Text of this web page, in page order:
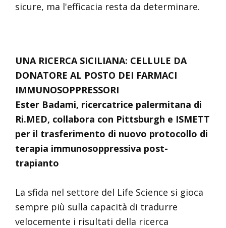
sicure, ma l'efficacia resta da determinare.
UNA RICERCA SICILIANA: CELLULE DA
DONATORE AL POSTO DEI FARMACI
IMMUNOSOPPRESSORI
Ester Badami, ricercatrice palermitana di
Ri.MED, collabora con Pittsburgh e ISMETT
per il trasferimento di nuovo protocollo di
terapia immunosoppressiva post-
trapianto
La sfida nel settore del Life Science si gioca
sempre più sulla capacità di tradurre
velocemente i risultati della ricerca